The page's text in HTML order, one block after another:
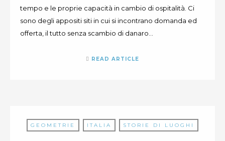
tempo e le proprie capacità in cambio di ospitalità. Ci
sono degli appositi siti in cui si incontrano domanda ed
offerta, il tutto senza scambio di danaro...
READ ARTICLE
GEOMETRIE ITALIA STORIE DI LUOGHI